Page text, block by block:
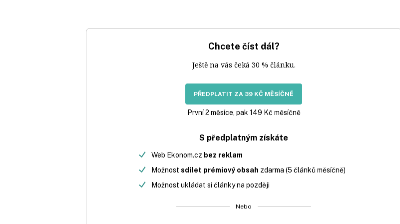
Chcete číst dál?
Ještě na vás čeká 30 % článku.
PŘEDPLATIT ZA 39 KČ MĚSÍČNĚ
První 2 měsíce, pak 149 Kč měsíčně
S předplatným získáte
Web Ekonom.cz bez reklam
Možnost sdílet prémiový obsah zdarma (5 článků měsíčně)
Možnost ukládat si články na později
Nebo